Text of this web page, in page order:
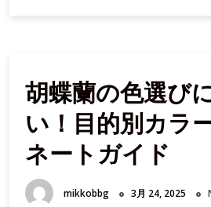
蝶
蘭
を
置
く
き
胡蝶蘭の色選び
い！目的別カラ
ネートガイド
mikkobbg 3月 24, 2025